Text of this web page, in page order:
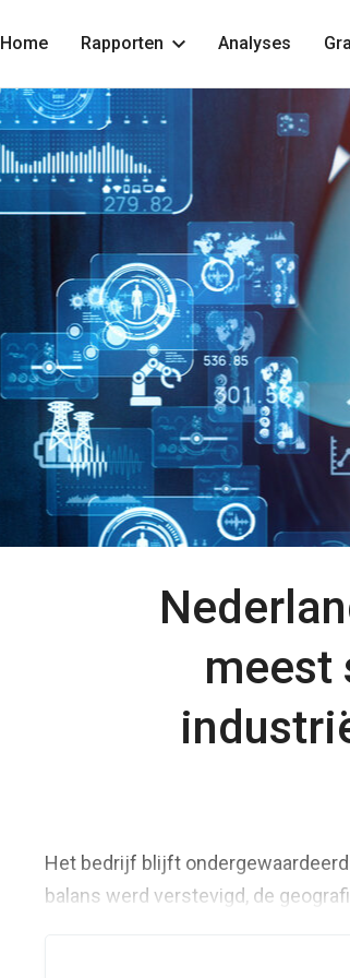
Home Rapporten Analyses
meest
Het bedrijf blijft
balans werd verstevigd, de